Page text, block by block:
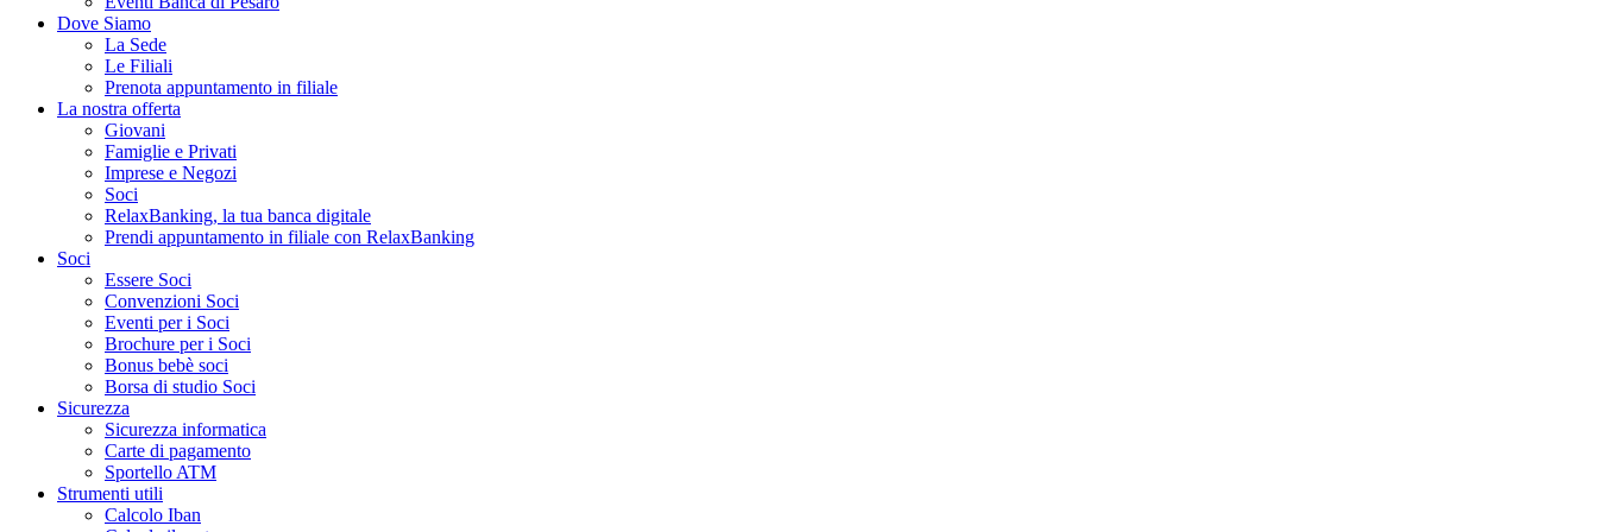
Dove Siamo
La Sede
Le Filiali
Prenota appuntamento in filiale
La nostra offerta
Giovani
Famiglie e Privati
Imprese e Negozi
Soci
RelaxBanking, la tua banca digitale
Prendi appuntamento in filiale con RelaxBanking
Soci
Essere Soci
Convenzioni Soci
Eventi per i Soci
Brochure per i Soci
Bonus bebè soci
Borsa di studio Soci
Sicurezza
Sicurezza informatica
Carte di pagamento
Sportello ATM
Strumenti utili
Calcolo Iban